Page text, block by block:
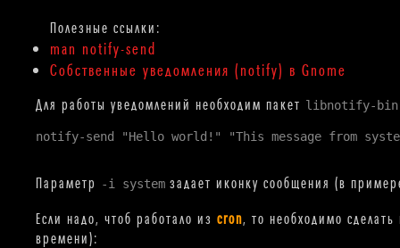
man notify-send
Собственные уведомления (notify) в Gnome
Для работы уведомлений необходим пакет libnotify-bin
notify-send "Hello world!" "This message from
Параметр -i systemзадает иконку сообщения (в
Если надо, чтоб работало из cron, то необходимо
времени):